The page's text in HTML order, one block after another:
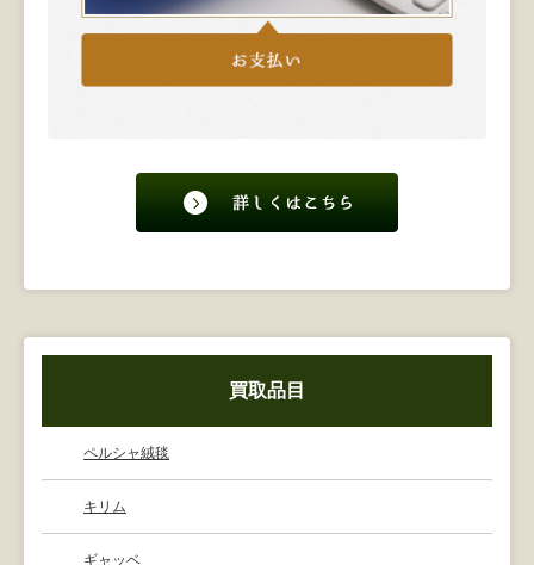
買取品目
ペルシャ絨毯
キリム
ギャッベ